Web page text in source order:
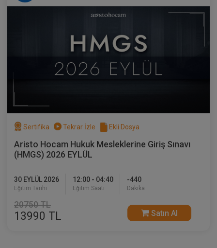
Sertifika Tekrar İzle Ekli Dosya
Aristo Hocam Hukuk Mesleklerine Giriş Sınavı
(HMGS) 2026 EYLÜL
30 EYLÜL 2026
Eğitim Tarihi
12:00 - 04:40
Eğitim Saati
-440
Dakika
20750 TL
13990 TL Satın Al